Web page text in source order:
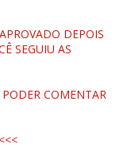
DEPOIS
SEGUIU AS
COMENTAR